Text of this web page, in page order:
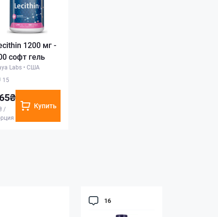
1200 мг -
софт гель
Labs • США
15
/
Купить
16